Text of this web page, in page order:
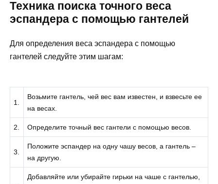
Техника поиска точного веса
эспандера с помощью гантелей
Для определения веса эспандера с помощью
гантелей следуйте этим шагам:
1.
Возьмите гантель, чей вес вам известен, и взвесьте ее
на весах.
2. Определите точный вес гантели с помощью весов.
3.
Положите эспандер на одну чашу весов, а гантель –
на другую.
Добавляйте или убирайте гирьки на чаше с гантелью,